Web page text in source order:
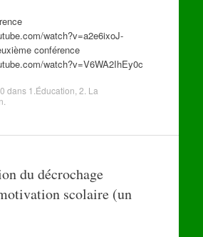
watch?v=a2e6ixoJ-
conférence
watch?v=V6WA2IhEy0c
dans 1.Éducation 2. La
du décrochage
scolaire (un